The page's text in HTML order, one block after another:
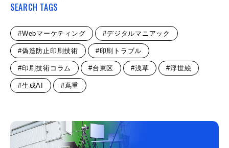
SEARCH TAGS
#Webマーケティング #デジタルマニアック
#偽造防止印刷技術 #印刷トラブル
#印刷技術コラム #台東区 #浅草 #浮世絵
#生成AI #蔦重